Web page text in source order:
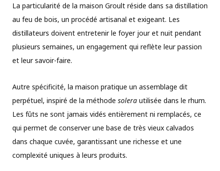
La particularité de la maison Groult réside dans sa distillation
au feu de bois, un procédé artisanal et exigeant. Les
distillateurs doivent entretenir le foyer jour et nuit pendant
plusieurs semaines, un engagement qui reflète leur passion
et leur savoir-faire.
Autre spécificité, la maison pratique un assemblage dit
perpétuel, inspiré de la méthode solera utilisée dans le rhum.
Les fûts ne sont jamais vidés entièrement ni remplacés, ce
qui permet de conserver une base de très vieux calvados
dans chaque cuvée, garantissant une richesse et une
complexité uniques à leurs produits.